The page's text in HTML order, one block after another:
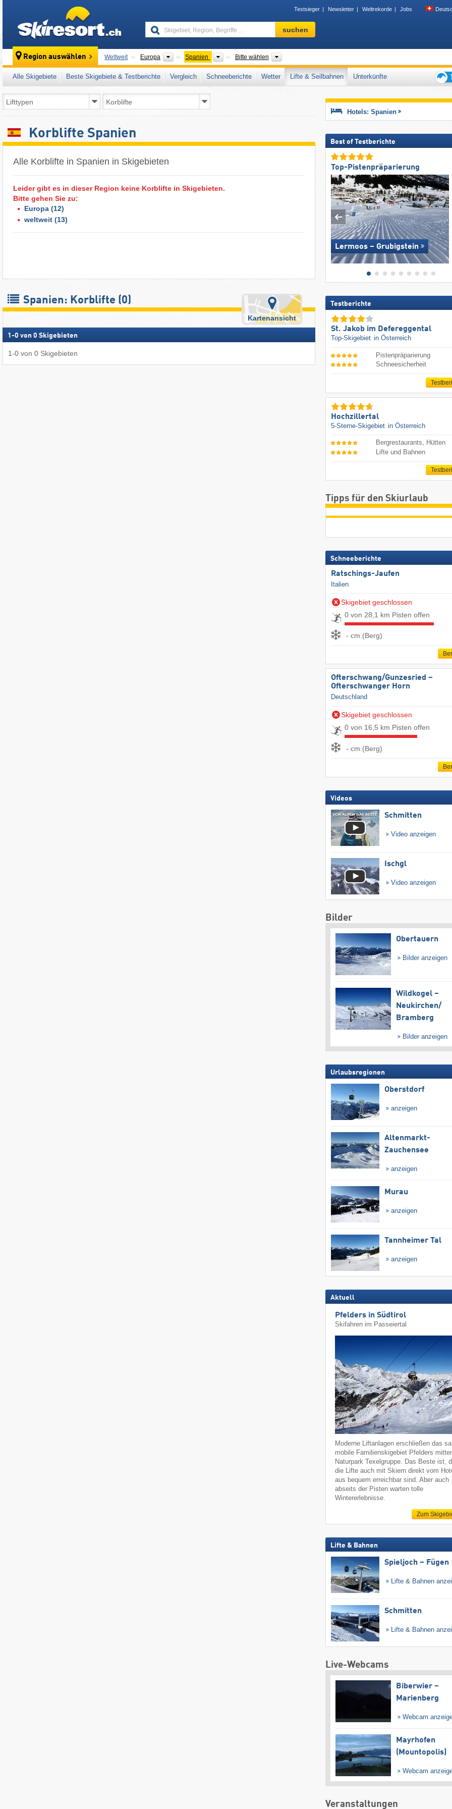
Testsieger Newsletter Weltrekorde Jobs
Skigebiet,
Region,
…
suchen
Region auswählen Weltweit Europa Kontinente
Spanien LänderBitte wählen
Alle Skigebiete Beste Skigebiete & Testberichte Vergleich Schneeberichte Wetter Lifte & Seilbahnen
Unterkünfte
für
Korblifte Spanien
Alle Korblifte in Spanien in Skigebieten
Leider gibt es in dieser Region keine Korblifte in Skigebieten.
Bitte gehen Sie zu:
Europa (12)
weltweit (13)
Spanien: Korblifte (0)
Kartenansicht
1 -0 von 0 Skigebieten
1-0 von 0 Skigebieten
Hotels: Spanien
Best of Testberichte
Top-Pistenpräparierung
Lermoos – Grubigstein
Testberichte
St. Jakob im Defereggental
Top-Skigebiet in Österreich
Pistenpräparierung
Schneesicherheit
Hochzillertal
5-Sterne-Skigebiet in Österreich
Bergrestaurants, Hütten
Lifte und Bahnen
Tipps für den Skiurlaub
Schneeberichte
Ratschings-Jaufen
Italien
Skigebiet geschlossen
0 von 28,1 km Pisten offen
- cm (Berg)
Ofterschwang/​Gunzesried –
Ofterschwanger Horn
Deutschland
Skigebiet geschlossen
0 von 16,5 km Pisten offen
- cm (Berg)
Videos
Schmitten
Video anzeigen
Ischgl
Video anzeigen
Bilder
Obertauern
Bilder anzeigen
Wildkogel –
Neukirchen/​
Bramberg
Bilder anzeigen
Urlaubsregionen
Oberstdorf
anzeigen
Altenmarkt-
Zauchensee
anzeigen
Murau
anzeigen
Tannheimer Tal
anzeigen
Aktuell
Pfelders in Südtirol
Skifahren im Passeiertal
Moderne Liftanlagen erschließen das
mobile Familienskigebiet Pfelders
Naturpark Texelgruppe. Das Beste ist,
die Lifte auch mit Skiern direkt vom
aus bequem erreichbar sind. Aber auch
abseits der Pisten warten tolle
Wintererlebnisse.
Zum
Lifte & Bahnen
Spieljoch – Fügen
Lifte & Bahnen
Schmitten
Lifte & Bahnen
Live-Webcams
Biberwier –
Marienberg
Webcam
Mayrhofen
(Mountopolis)
Webcam
Veranstaltungen